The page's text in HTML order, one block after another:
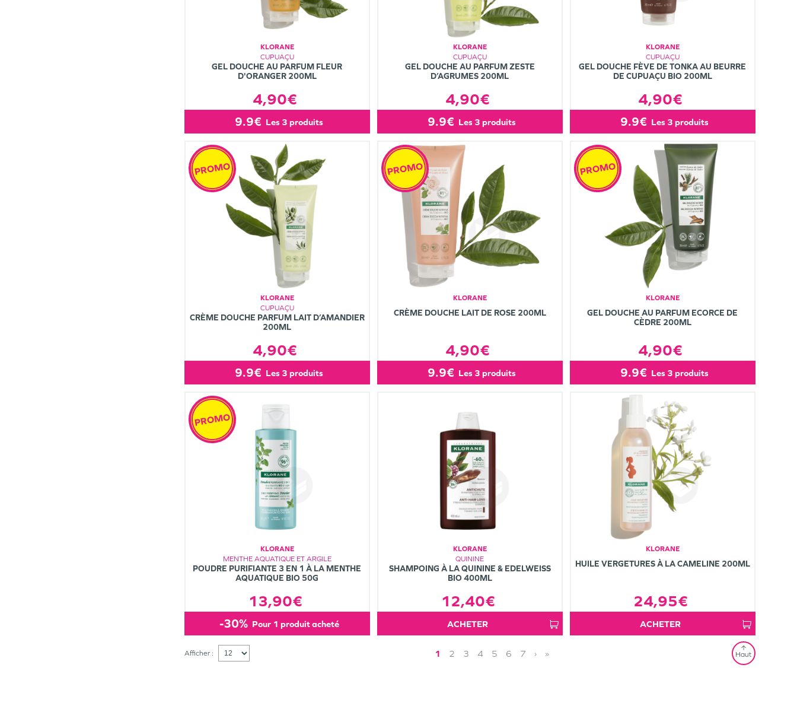
KLORANE
CUPUAÇU
GEL DOUCHE AU PARFUM FLEUR
D'ORANGER 200ML
4,90€
9.9€ les 3 produits
KLORANE
CUPUAÇU
GEL DOUCHE AU PARFUM ZESTE
D’AGRUMES 200ML
4,90€
9.9€ les 3 produits
KLORANE
CUPUAÇU
GEL DOUCHE FÈVE DE TONKA AU BEURRE
DE CUPUAÇU BIO 200ML
4,90€
9.9€ les 3 produits
KLORANE
CUPUAÇU
CRÈME DOUCHE PARFUM LAIT D’AMANDIER
200ML
4,90€
PROMO
9.9€ les 3 produits
KLORANE
CRÈME DOUCHE LAIT DE ROSE 200ML
4,90€
PROMO
9.9€ les 3 produits
KLORANE
GEL DOUCHE AU PARFUM ECORCE DE
CÈDRE 200ML
4,90€
PROMO
9.9€ les 3 produits
KLORANE
MENTHE AQUATIQUE ET ARGILE
POUDRE PURIFIANTE 3 EN 1 À LA MENTHE
AQUATIQUE BIO 50G
13,90€
PROMO
-30% pour 1 produit acheté
KLORANE
QUININE
SHAMPOING À LA QUININE & EDELWEISS
BIO 400ML
12,40€
ACHETER
KLORANE
HUILE VERGETURES À LA CAMELINE 200ML
24,95€
ACHETER
Afficher : 1 2 3 4 5 6 7 › » Haut